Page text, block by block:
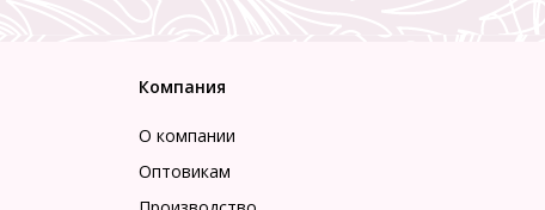
Компания
О компании
Оптовикам